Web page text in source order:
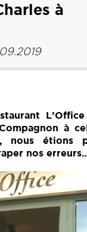
à
à
nous étions
nos